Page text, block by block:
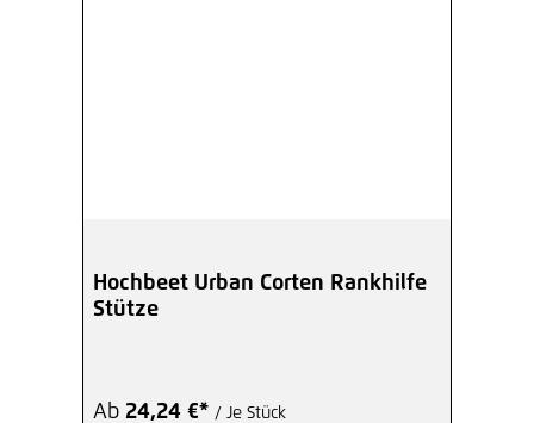
Hochbeet Urban Corten Rankhilfe
Stütze
Ab 24,24 €* / Je Stück